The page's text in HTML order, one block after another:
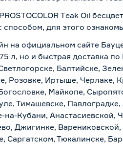
Тeak Oil
для этого
на официальном сайте
л, но и быстрая доставка
Балтийске,
Розовке, Иртыше,
Майкопе,
Тимашевске,
на-Кубани,
Джигинке,
Саргатском, Тюкалинске,